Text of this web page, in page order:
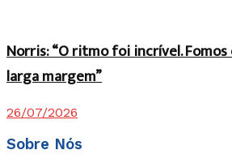
Norris: “O ritmo foi incrível.
larga margem”
26/07/2026
Sobre Nós